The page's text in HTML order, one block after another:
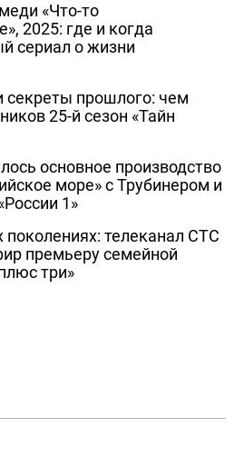
«Что-то
2025: где и когда
сериал о жизни
прошлого: чем
25-й сезон «Тайн
основное производство
море» с Трубинером и
1»
поколениях: телеканал СТС
премьеру семейной
три»